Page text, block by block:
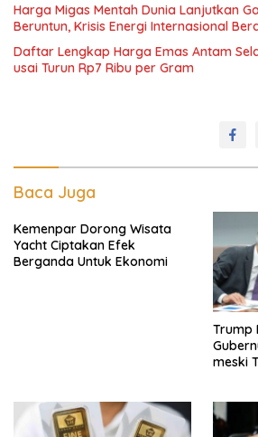
Harga Migas Mentah Dunia Lanjutkan
Beruntun, Krisis Energi Internasional
Daftar Lengkap Harga Emas Antam
usai Turun Rp7 Ribu per Gram
Baca Juga
Kemenpar Dorong Wisata
Yacht Ciptakan Efek
Berganda Untuk Ekonomi
Trump
meski